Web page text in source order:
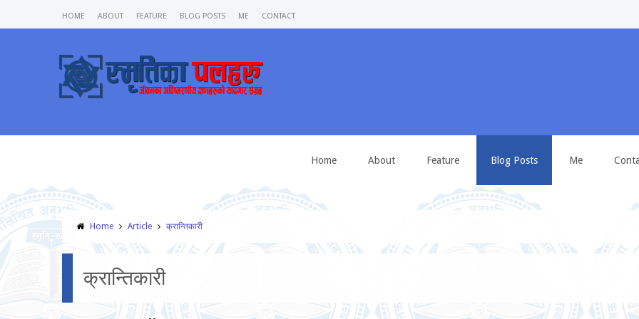
HOME ABOUT FEATURE BLOG POSTS ME CONTACT
Home About Feature Blog Posts Me
Home Article क्रान्तिकारी
क्रान्तिकारी